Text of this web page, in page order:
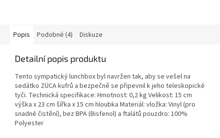
Popis Podobné (4) Diskuze
Detailní popis produktu
Tento sympatický lunchbox byl navržen tak, aby se vešel na
sedátko ZÜCA kufrů a bezpečně se připevnil k jeho teleskopické
tyči. Technická specifikace: Hmotnost: 0,2 kg Velikost: 15 cm
výška x 23 cm šířka x 15 cm hloubka Materiál: vložka: Vinyl (pro
snadné čistění), bez BPA (Bisfenol) a ftalátů pouzdro: 100%
Polyester